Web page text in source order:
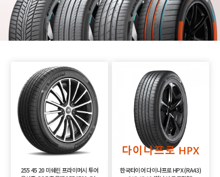
255 45 20 미쉐린 프라이머시 투어
한국타이어 다이나프로 HPX (RA43)